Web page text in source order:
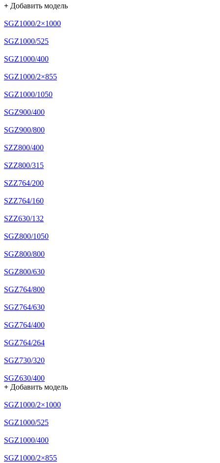
+ Добавить модель
SGZ1000/2×1000
SGZ1000/525
SGZ1000/400
SGZ1000/2×855
SGZ1000/1050
SGZ900/400
SGZ900/800
SZZ800/400
SZZ800/315
SZZ764/200
SZZ764/160
SZZ630/132
SGZ800/1050
SGZ800/800
SGZ800/630
SGZ764/800
SGZ764/630
SGZ764/400
SGZ764/264
SGZ730/320
SGZ630/400
+ Добавить модель
SGZ1000/2×1000
SGZ1000/525
SGZ1000/400
SGZ1000/2×855